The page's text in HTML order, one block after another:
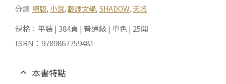
分類: 絕版, 小說, 翻譯文學, SHADOW, 天培
規格：平裝 | 384頁 | 普通級 | 單色 | 25開
ISBN：9789867759481
本書特點